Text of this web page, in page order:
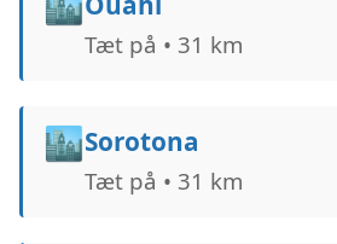
Tæt på • 31 km
🏙️Sorotona
Tæt på • 31 km